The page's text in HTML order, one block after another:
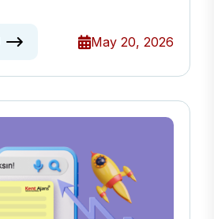
May 20, 2026